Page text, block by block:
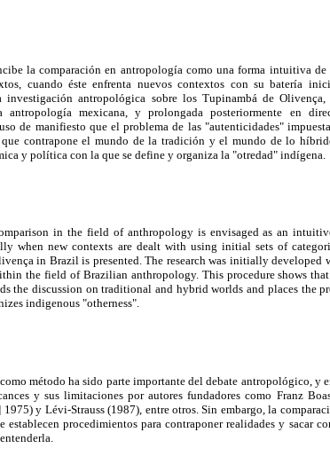
la comparación en antropología como una forma intuitiva
cuando éste enfrenta nuevos contextos con su batería
investigación antropológica sobre los Tupinambá de
antropología mexicana, y prolongada posteriormente en
de manifiesto que el problema de las "autenticidades"
que contrapone el mundo de la tradición y el mundo de lo
y política con la que se define y organiza la "otredad" indígena.
in the field of anthropology is envisaged as an
when new contexts are dealt with using initial sets of
in Brazil is presented. The research was initially
the field of Brazilian anthropology. This procedure shows
the discussion on traditional and hybrid worlds and places
indigenous "otherness".
método ha sido parte importante del debate antropológico, y
y sus limitaciones por autores fundadores como Franz
y Lévi-Strauss (1987), entre otros. Sin embargo, la
procedimientos para contraponer realidades y sacar